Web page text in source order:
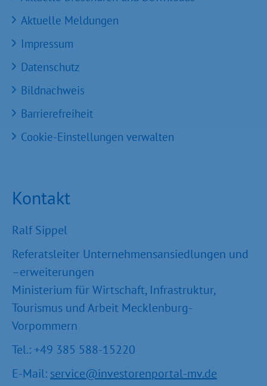
Aktuelle Meldungen
Impressum
Datenschutz
Bildnachweis
Barrierefreiheit
Cookie-Einstellungen verwalten
Kontakt
Ralf Sippel
Referatsleiter Unternehmensansiedlungen und
–erweiterungen
Ministerium für Wirtschaft, Infrastruktur,
Tourismus und Arbeit Mecklenburg-
Vorpommern
Tel.: +49 385 588-15220
E-Mail: service@investorenportal-mv.de